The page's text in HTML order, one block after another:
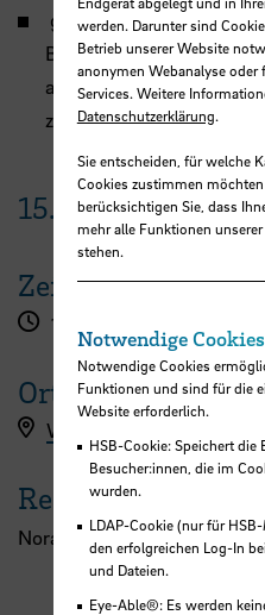
geeignete Tools zur
Barrierefreiheit
aus den Ergebnissen für
ziehen zu können.
15. Mai2025
Zeit
10:00 - 12:30 Uhr
Ort
Workshopanmeldung hier
Referent:in
Nora Albrecht und Ramona
werden. Darunter sind
Betrieb unserer Website
anonymen Webanalyse
Services. Weitere
Datenschutzerklärung.
Sie entscheiden, für welche
Cookies zustimmen
berücksichtigen Sie, dass
mehr alle Funktionen
stehen.
Notwendige Cookies
Notwendige Cookies
Funktionen und sind für die
Website erforderlich.
HSB-Cookie: Speichert die
Besucher:innen, die im
wurden.
LDAP-Cookie (nur für
den erfolgreichen Log-In
und Dateien.
Eye-Able®: Es werden